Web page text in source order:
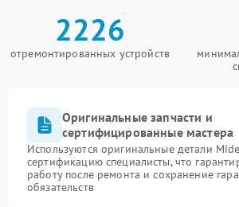
2226
отремонтированных устройств
Оригинальные запчасти и
сертифицированные мастера
Используются оригинальные детали
сертификацию специалисты, что
работу после ремонта и сохранение
обязательств